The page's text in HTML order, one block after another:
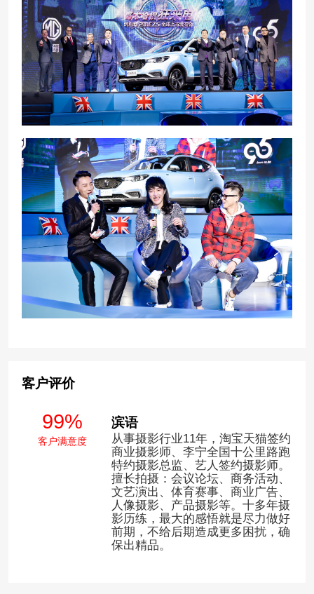
客户评价
99%
客户满意度
滨语
从事摄影行业11年，淘宝天猫签约
商业摄影师、李宁全国十公里路跑
特约摄影总监、艺人签约摄影师。
擅长拍摄：会议论坛、商务活动、
文艺演出、体育赛事、商业广告、
人像摄影、产品摄影等。十多年摄
影历练，最大的感悟就是尽力做好
前期，不给后期造成更多困扰，确
保出精品。